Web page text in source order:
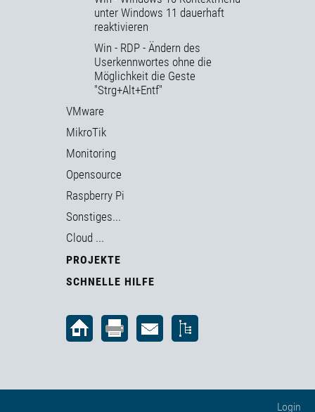
unter Windows 11 dauerhaft
reaktivieren
Win - RDP - Ändern des
Userkennwortes ohne die
Möglichkeit die Geste
"Strg+Alt+Entf"
VMware
MikroTik
Monitoring
Opensource
Raspberry Pi
Sonstiges...
Cloud ...
PROJEKTE
SCHNELLE HILFE
Login